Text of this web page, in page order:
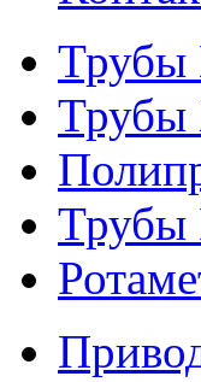
Трубы